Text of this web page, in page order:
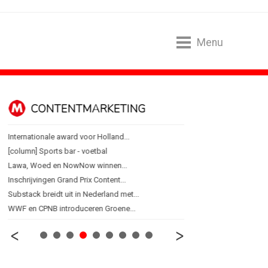
Menu
CONTENTMARKETING
Internationale award voor Holland...
[column] Sports bar - voetbal
Lawa, Woed en NowNow winnen...
Inschrijvingen Grand Prix Content...
Substack breidt uit in Nederland met...
WWF en CPNB introduceren Groene...